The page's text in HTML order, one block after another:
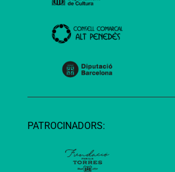
PATROCINADORS: